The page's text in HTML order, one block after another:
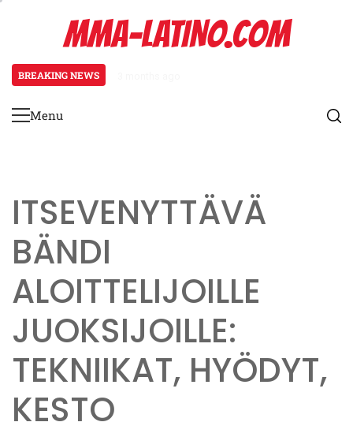
MMA-LATINO.COM
BREAKING NEWS
Primary
Menu
ITSEVENYTTÄVÄ
BÄNDI
ALOITTELIJOILLE
JUOKSIJOILLE:
TEKNIIKAT, HYÖDYT,
KESTO